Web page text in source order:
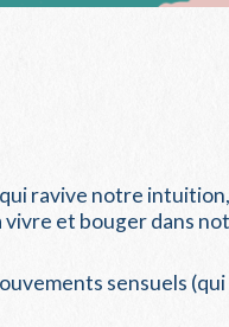
ravive notre
et bouger dans
sensuels